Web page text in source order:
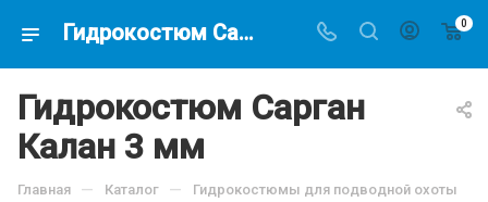
Гидрокостюм Сарган Калан 3 мм, по цене 14448.3 руб, купить в интернет-магазине подводной охоты Водолаз.РФ в Москве. - 0
Гидрокостюм Сарган
Калан 3 мм
Главная — Каталог — Гидрокостюмы для подводной охоты